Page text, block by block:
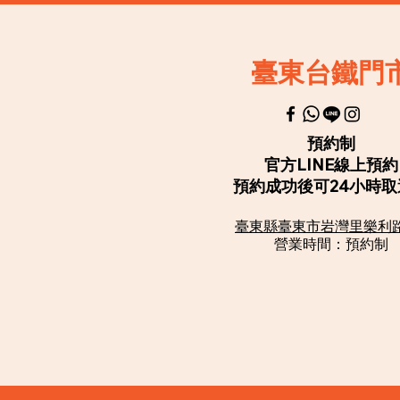
臺東台鐵門
預約制
官方LINE線上預約
預約成功後可24小時
臺東縣臺東市岩灣里樂利
營業時間： 預約制